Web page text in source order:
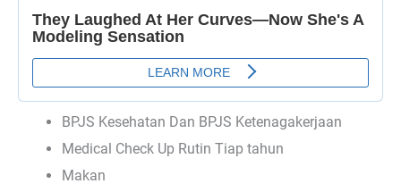
BPJS Kesehatan Dan BPJS Ketenagakerjaan
Medical Check Up Rutin Tiap tahun
Makan